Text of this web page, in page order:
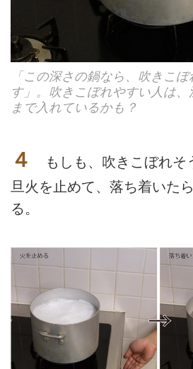
「この深さの鍋なら、吹きこ
す」。吹きこぼれやすい人は
まで入れているかも？
４
もしも、吹きこぼれそ
旦火を止めて、落ち着いた
る。